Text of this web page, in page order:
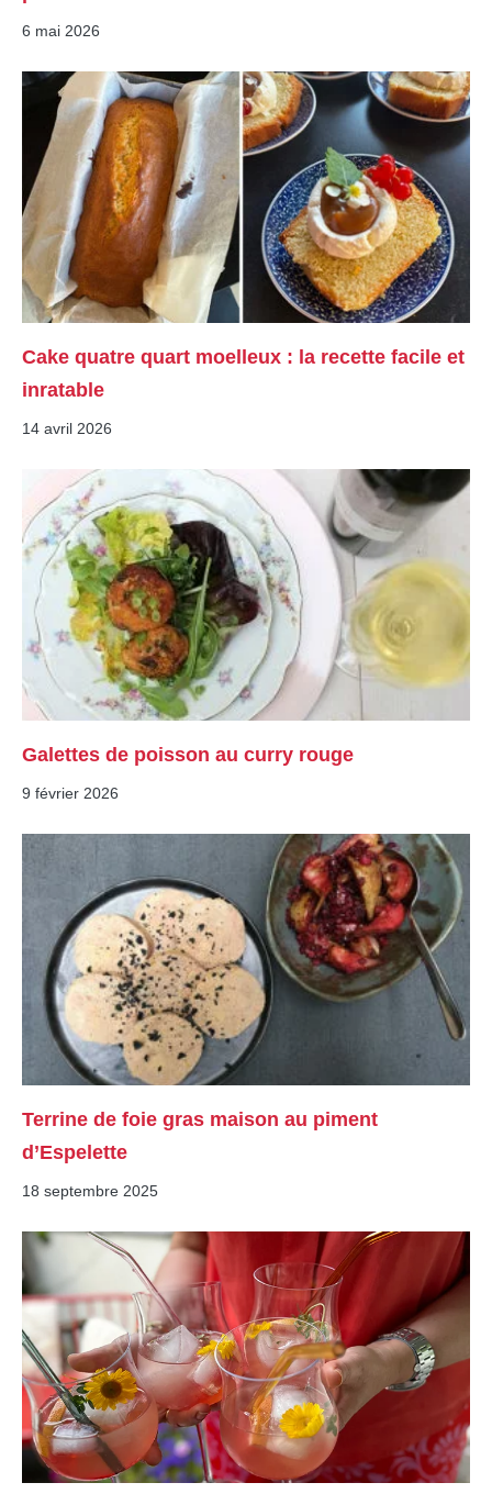
6 mai 2026
Cake quatre quart moelleux : la recette facile et
inratable
14 avril 2026
Galettes de poisson au curry rouge
9 février 2026
Terrine de foie gras maison au piment
d’Espelette
18 septembre 2025